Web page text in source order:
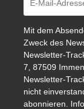
Mit dem
Zweck des
Newsletter-
7, 87509
Newsletter-
nicht
abonnieren.